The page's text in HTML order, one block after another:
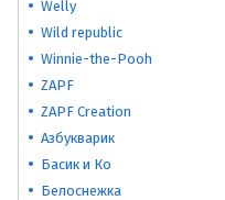
Welly
Wild republic
Winnie-the-Pooh
ZAPF
ZAPF Creation
Азбукварик
Басик и Ко
Белоснежка